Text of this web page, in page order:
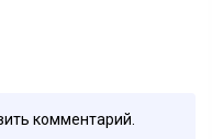
комментарий.